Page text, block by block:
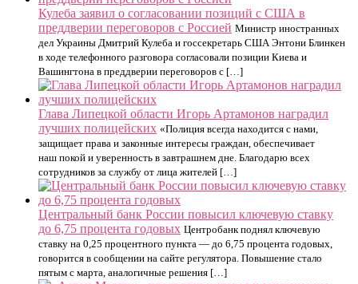
Кулеба заявил о согласовании позиций с США в
преддверии переговоров с Россией Министр иностранных
дел Украины Дмитрий Кулеба и госсекретарь США Энтони Блинкен
в ходе телефонного разговора согласовали позиции Киева и
Вашингтона в преддверии переговоров с […]
Глава Липецкой области Игорь Артамонов наградил
лучших полицейских «Полиция всегда находится с нами,
защищает права и законные интересы граждан, обеспечивает
наш покой и уверенность в завтрашнем дне. Благодарю всех
сотрудников за службу от лица жителей […]
Центральный банк России повысил ключевую ставку
до 6,75 процента годовых Центробанк поднял ключевую
ставку на 0,25 процентного пункта — до 6,75 процента годовых,
говорится в сообщении на сайте регулятора. Повышение стало
пятым с марта, аналогичные решения […]